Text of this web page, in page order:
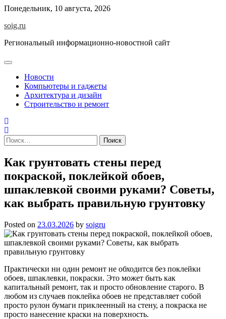
Skip
content
Понедельник, 10 августа, 2026
soig.ru
Региональный информационно-новостной сайт
Новости
Компьютеры и гаджеты
Архитектура и дизайн
Строительство и ремонт
Найти:
Как грунтовать стены перед
покраской, поклейкой обоев,
шпаклевкой своими руками? Советы,
как выбрать правильную грунтовку
Posted on 23.03.2026 by soigru
Практически ни один ремонт не обходится без поклейки
обоев, шпаклевки, покраски. Это может быть как
капитальный ремонт, так и просто обновление старого. В
любом из случаев поклейка обоев не представляет собой
просто рулон бумаги приклеенный на стену, а покраска не
просто нанесение краски на поверхность.